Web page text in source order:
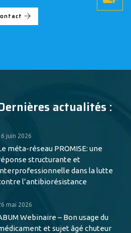
actualités :
juin 2026
méta-réseau PROMISE: une
structurante et
dans la lutte
l’antibiorésistance
mai 2026
Webinaire – Bon usage du
et sujet âgé chuteur